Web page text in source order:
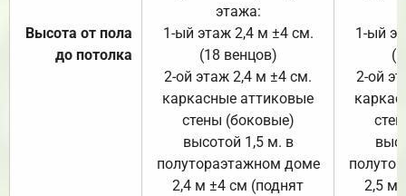
Высота от пола
до потолка
этажа:
1-ый этаж 2,4 м ±4 см.
(18 венцов)
2-ой этаж 2,4 м ±4 см.
каркасные аттиковые
стены (боковые)
высотой 1,5 м. в
полутораэтажном доме
2,4 м ±4 см (поднят
1-ый
2-ой
2,5 м